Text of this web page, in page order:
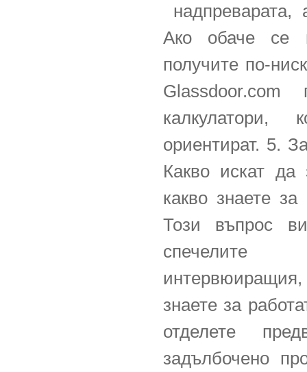
надпреварата,
Ако обаче се
получите по-
Glassdoor.com
ориентират. 5.
Какво искат да
какво знаете
Този въпрос
интервюиращия,
знаете за
отделете
задълбочено